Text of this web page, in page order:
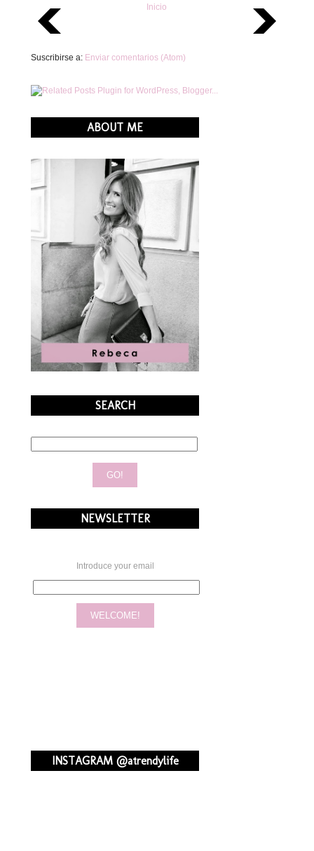
Inicio
Suscribirse a: Enviar comentarios (Atom)
ABOUT ME
SEARCH
NEWSLETTER
Introduce your email
INSTAGRAM @atrendylife